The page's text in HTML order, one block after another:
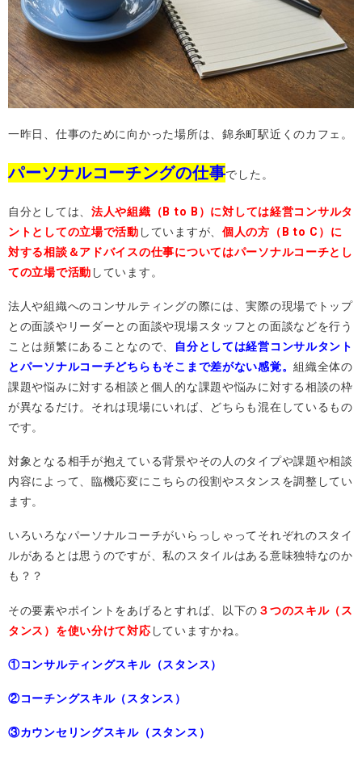
一昨日、仕事のために向かった場所は、錦糸町駅近くのカフェ。
パーソナルコーチングの仕事でした。
自分としては、法人や組織（B to B）に対しては経営コンサルタ
ントとしての立場で活動 していますが、 個人の方（B to C）に
対する相談＆アドバイスの仕事についてはパーソナルコーチとし
ての立場で活動 しています。
法人や組織へのコンサルティングの際には、実際の現場でトップ
との面談やリーダーとの面談や現場スタッフとの面談などを行う
ことは頻繁にあることなので、
自分としては経営コンサルタント
とパーソナルコーチどちらもそこまで差がない感覚。組織全体の
課題や悩みに対する相談と個人的な課題や悩みに対する相談の枠
が異なるだけ。それは現場にいれば、どちらも混在しているもの
です。
対象となる相手が抱えている背景やその人のタイプや課題や相談
内容によって、臨機応変にこちらの役割やスタンスを調整してい
ます。
いろいろなパーソナルコーチがいらっしゃってそれぞれのスタイ
ルがあるとは思うのですが、私のスタイルはある意味独特なのか
も？？
その要素やポイントをあげるとすれば、以下の ３つのスキル（ス
タンス）を使い分けて対応していますかね。
①コンサルティングスキル（スタンス）
②コーチングスキル（スタンス）
③カウンセリングスキル（スタンス）